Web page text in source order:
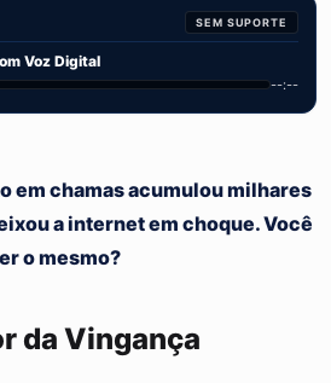
SEM SUPORTE
Voz Digital
--:--
em chamas acumulou milhares
a internet em choque. Você
o mesmo?
da Vingança